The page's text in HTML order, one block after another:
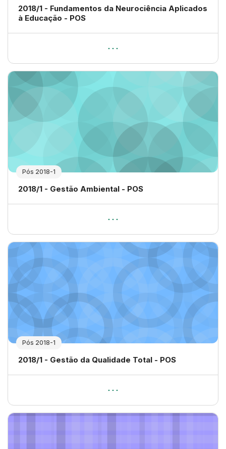
Nome da disciplina
2018/1 - Fundamentos da Neurociência Aplicados
à Educação - POS
Pós 2018-1
Nome da disciplina
2018/1 - Gestão Ambiental - POS
Pós 2018-1
Nome da disciplina
2018/1 - Gestão da Qualidade Total - POS